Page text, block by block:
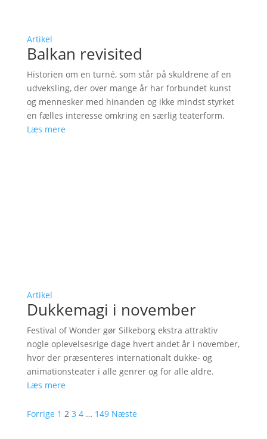
Artikel
Balkan revisited
Historien om en turné, som står på skuldrene af en
udveksling, der over mange år har forbundet kunst
og mennesker med hinanden og ikke mindst styrket
en fælles interesse omkring en særlig teaterform.
Læs mere
Artikel
Dukkemagi i november
Festival of Wonder gør Silkeborg ekstra attraktiv
nogle oplevelsesrige dage hvert andet år i november,
hvor der præsenteres internationalt dukke- og
animationsteater i alle genrer og for alle aldre.
Læs mere
Forrige 1 2 3 4 … 149 Næste